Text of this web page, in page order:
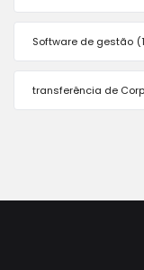
Software de gestão
transferência de